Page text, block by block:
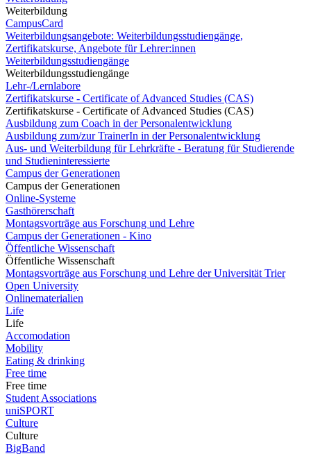
Weiterbildung
CampusCard
Weiterbildungsangebote: Weiterbildungsstudiengänge,
Zertifikatskurse, Angebote für Lehrer:innen
Weiterbildungsstudiengänge
Weiterbildungsstudiengänge
Lehr-/Lernlabore
Zertifikatskurse - Certificate of Advanced Studies (CAS)
Zertifikatskurse - Certificate of Advanced Studies (CAS)
Ausbildung zum Coach in der Personalentwicklung
Ausbildung zum/zur TrainerIn in der Personalentwicklung
Aus- und Weiterbildung für Lehrkräfte - Beratung für Studierende
und Studieninteressierte
Campus der Generationen
Campus der Generationen
Online-Systeme
Gasthörerschaft
Montagsvorträge aus Forschung und Lehre
Campus der Generationen - Kino
Öffentliche Wissenschaft
Öffentliche Wissenschaft
Montagsvorträge aus Forschung und Lehre der Universität Trier
Open University
Onlinematerialien
Life
Life
Accomodation
Mobility
Eating & drinking
Free time
Free time
Student Associations
uniSPORT
Culture
Culture
BigBand